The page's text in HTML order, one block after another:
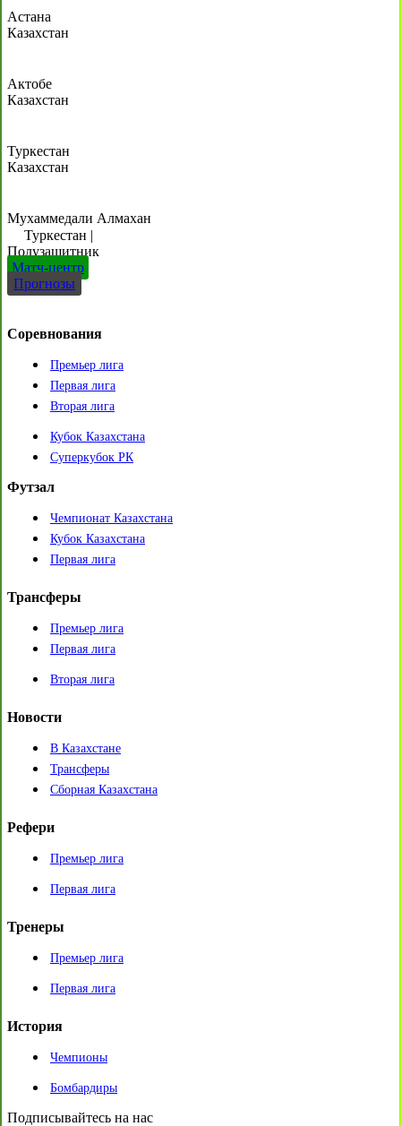
Астана
Казахстан
Актобе
Казахстан
Туркестан
Казахстан
Мухаммедали Алмахан
Туркестан |
Полузащитник
Матч-центр
Прогнозы
Соревнования
Премьер лига
Первая лига
Вторая лига
Кубок Казахстана
Суперкубок РК
Футзал
Чемпионат Казахстана
Кубок Казахстана
Первая лига
Трансферы
Премьер лига
Первая лига
Вторая лига
Новости
В Казахстане
Трансферы
Сборная Казахстана
Рефери
Премьер лига
Первая лига
Тренеры
Премьер лига
Первая лига
История
Чемпионы
Бомбардиры
Подписывайтесь на нас